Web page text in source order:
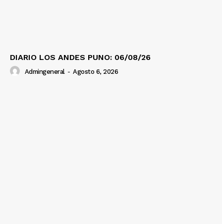
DIARIO LOS ANDES PUNO: 06/08/26
Admingeneral - Agosto 6, 2026